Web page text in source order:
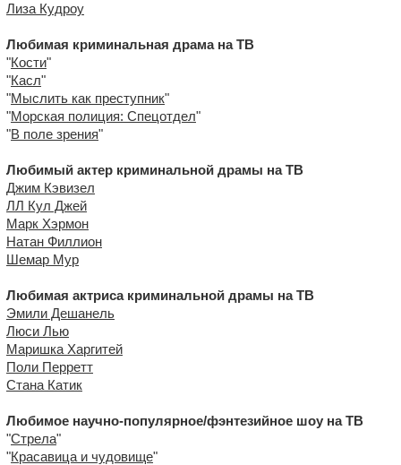
Лиза Кудроу
Любимая криминальная драма на ТВ
"Кости"
"Касл"
"Мыслить как преступник"
"Морская полиция: Спецотдел"
"В поле зрения"
Любимый актер криминальной драмы на ТВ
Джим Кэвизел
ЛЛ Кул Джей
Марк Хэрмон
Натан Филлион
Шемар Мур
Любимая актриса криминальной драмы на ТВ
Эмили Дешанель
Люси Лью
Маришка Харгитей
Поли Перретт
Стана Катик
Любимое научно-популярное/фэнтезийное шоу на ТВ
"Стрела"
"Красавица и чудовище"